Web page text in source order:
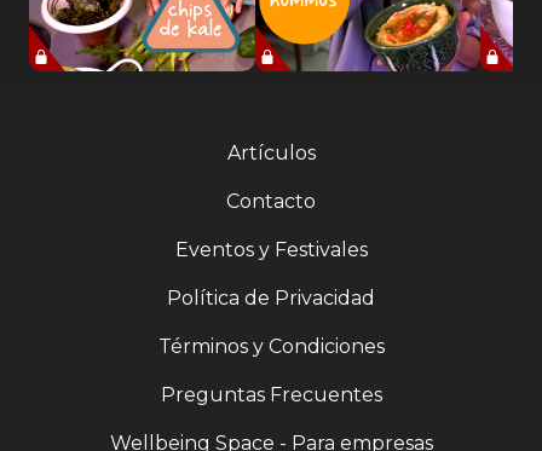
Artículos
Contacto
Eventos y Festivales
Política de Privacidad
Términos y Condiciones
Preguntas Frecuentes
Wellbeing Space - Para empresas